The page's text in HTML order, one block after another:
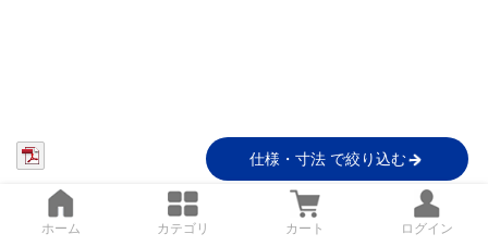
仕様・寸法 で絞り込む
ホーム カテゴリ カート ログイン